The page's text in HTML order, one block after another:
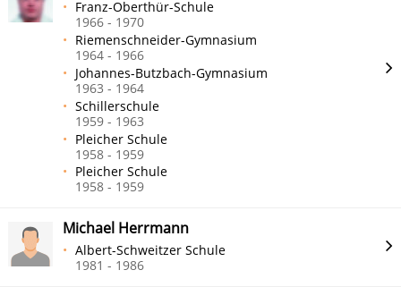
Franz-Oberthür-Schule
1966 - 1970
Riemenschneider-Gymnasium
1964 - 1966
Johannes-Butzbach-Gymnasium
1963 - 1964
Schillerschule
1959 - 1963
Pleicher Schule
1958 - 1959
Pleicher Schule
1958 - 1959
Michael Herrmann
Albert-Schweitzer Schule
1981 - 1986